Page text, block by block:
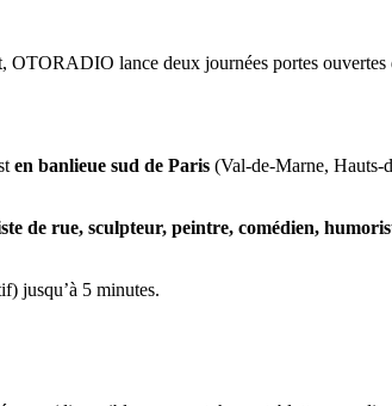
OTORADIO lance deux journées portes ouvertes
en banlieue sud de Paris (Val-de-Marne, Hauts-
de rue, sculpteur, peintre, comédien,
jusqu’à 5 minutes.